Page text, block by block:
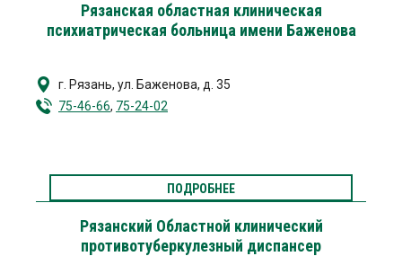
Рязанская областная клиническая
психиатрическая больница имени Баженова
г. Рязань, ул. Баженова, д. 35
75-46-66, 75-24-02
ПОДРОБНЕЕ
Рязанский Областной клинический
противотуберкулезный диспансер